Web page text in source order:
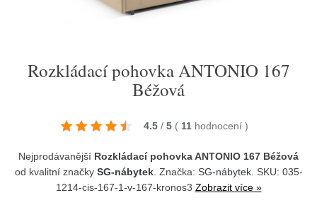
Rozkládací pohovka ANTONIO 167
Béžová
4.5 / 5 ( 11 hodnocení )
Nejprodávanější Rozkládací pohovka ANTONIO 167 Béžová
od kvalitní značky SG-nábytek. Značka: SG-nábytek. SKU: 035-
1214-cis-167-1-v-167-kronos3 Zobrazit více »